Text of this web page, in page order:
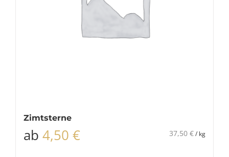
Zimtsterne
ab 4,50 € 37,50 €/ kg